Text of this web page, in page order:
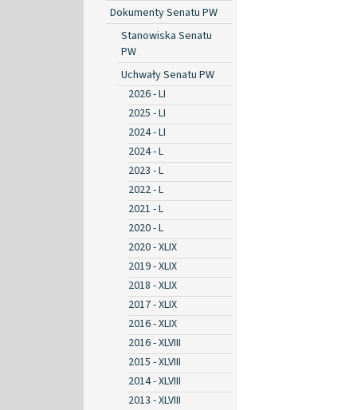
Dokumenty Senatu PW
Stanowiska Senatu
PW
Uchwały Senatu PW
2026 - LI
2025 - LI
2024 - LI
2024 - L
2023 - L
2022 - L
2021 - L
2020 - L
2020 - XLIX
2019 - XLIX
2018 - XLIX
2017 - XLIX
2016 - XLIX
2016 - XLVIII
2015 - XLVIII
2014 - XLVIII
2013 - XLVIII